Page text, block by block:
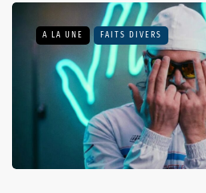
A LA UNE FAITS DIVERS